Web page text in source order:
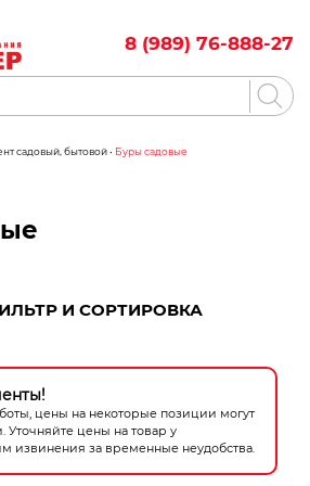
8 (989) 76-888-27
Бренды
садовый, бытовой• Буры садовые
цены на некоторые позиции могут
Уточняйте цены на товар у
извинения за временные неудобства.
И СОРТИРОВКА